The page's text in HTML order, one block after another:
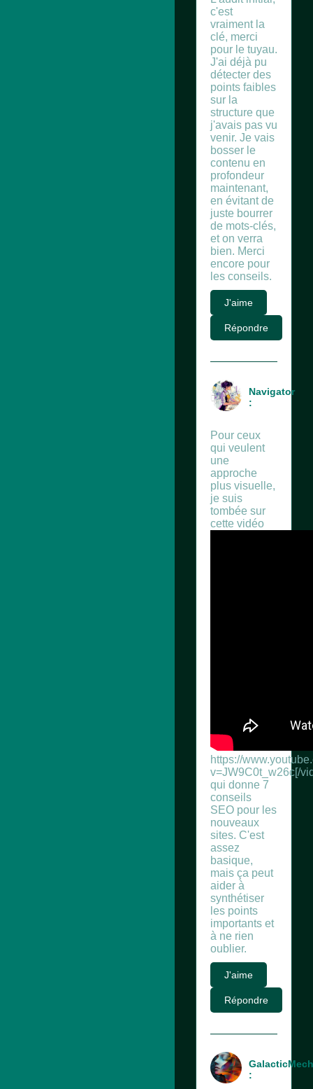
c'est
vraiment la
clé, merci
pour le tuyau.
J'ai déjà pu
détecter des
points faibles
sur la
structure que
j'avais pas vu
venir. Je vais
bosser le
contenu en
profondeur
maintenant,
en évitant de
juste bourrer
de mots-clés,
et on verra
bien. Merci
encore pour
les conseils.
J'aime
Répondre
Navigator
:
Pour ceux
qui veulent
une
approche
plus visuelle,
je suis
tombée sur
cette vidéo
https://
v=JW9C0t_w26c[/
qui donne 7
conseils
SEO pour les
nouveaux
sites. C'est
assez
basique,
mais ça peut
aider à
synthétiser
les points
importants et
à ne rien
oublier.
J'aime
Répondre
: